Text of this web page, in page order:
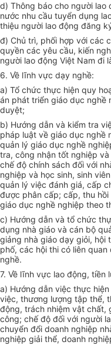
d) Thông báo cho người lao
nước nhu cầu tuyển dụng
thiệu người lao động đăng
đ) Chủ trì, phối hợp với các
quyền các yêu cầu, kiến
người lao động Việt Nam đi
6. Về lĩnh vực dạy nghề:
a) Tổ chức thực hiện quy
án phát triển giáo dục nghề
duyệt;
b) Hướng dẫn và kiểm tra
pháp luật về giáo dục nghề
quản lý giáo dục nghề
tra, công nhận tốt nghiệp
chế độ chính sách đối với
nghiệp và học sinh, sinh
quản lý việc đánh giá, cấp
được phân cấp; cấp, thu
giáo dục nghề nghiệp theo
c) Hướng dẫn và tổ chức
dụng nhà giáo và cán bộ
giảng nhà giáo dạy giỏi, hội
phố, các hội thi có liên
nghề.
7. Về lĩnh vực lao động, tiền
a) Hướng dẫn việc thực
việc, thương lượng tập thể,
động, trách nhiệm vật chất,
công; chế độ đối với người
chuyển đổi doanh nghiệp
nghiệp giải thể, doanh